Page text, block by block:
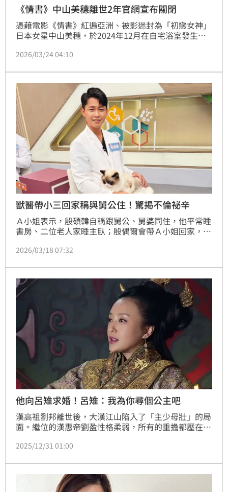
《情書》中山美穗離世2年官網宣布關閉
憑藉電影《情書》紅遍亞洲、被影迷封為「初戀女神」
日本女星中山美穗，於2024年12月在自宅浴室發生意
事後所屬事務所也對外說明，檢視結果確認無他殺疑
方網站宣告將永久關閉。
2026/03/24 04:10
獸醫帶小三回家稱與舅公住！驚揭不倫祕辛
Ａ小姐表示，殷碩韓自稱跟舅公、舅婆同住，他平常睡
書房、二位老人家睡主臥；殷偶爾會帶Ａ小姐回家，但
包，她好奇詢問，殷則以「舅婆很時尚」打發，也叮嚀
老人家不好交代。
2026/03/18 07:32
他向呂雉求婚！呂雉：我為你尋個公主吧
漢高祖劉邦離世後，大漢江山陷入了「主少母壯」的局
面。繼位的漢惠帝劉盈性格柔弱，所有的重擔都壓在呂
竟寫了一封極盡輕薄的信件送往長安，直言：「你我皆
對貴為國母的呂雉而言，無疑是莫大的羞辱，滿朝武將
甚至激憤到想提兵北征。（記者唐家興）
2025/12/31 01:00